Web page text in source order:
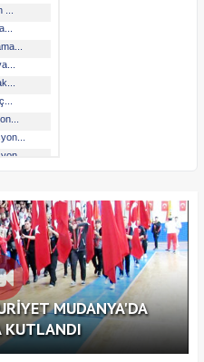
MUDANYA'DA
KUTLANDI